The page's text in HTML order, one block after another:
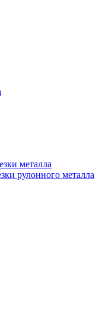
металла
рулонного металла